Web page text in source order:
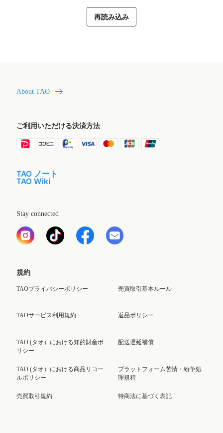
再読み込み
About TAO
ご利用いただける決済方法
TAO ノート
TAO Wiki
Stay connected
規約
TAOプライバシーポリシー
TAOサービス利用規約
TAO (タオ）における知的財産ポ
リシー
TAO (タオ）における商品リコー
ルポリシー
売買取引規約
売買取引基本ルール
返品ポリシー
配送遅延補償
プラットフォーム苦情・紛争処
理規程
特商法に基づく表記